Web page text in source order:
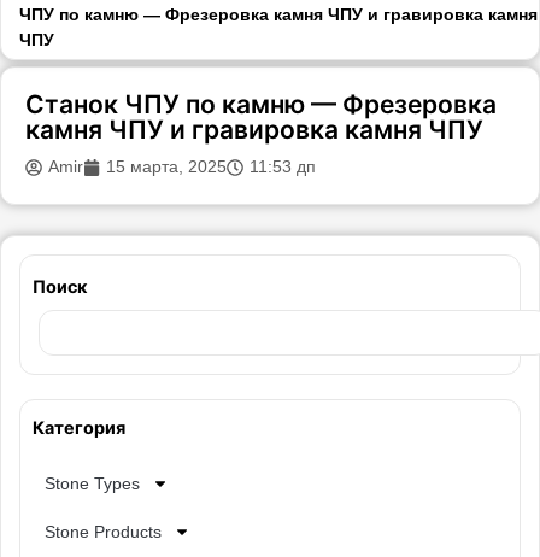
ЧПУ по камню — Фрезеровка камня ЧПУ и гравировка камня
ЧПУ
Станок ЧПУ по камню — Фрезеровка
камня ЧПУ и гравировка камня ЧПУ
Amir 15 марта, 2025 11:53 дп
Поиск
Категория
Stone Types
Stone Products